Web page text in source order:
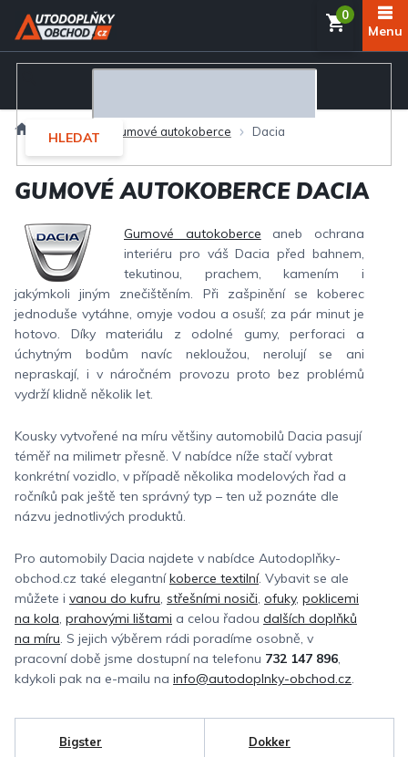
Přejít
obsah
HLEDAT
Interiér Gumové autokoberce Dacia
GUMOVÉ AUTOKOBERCE DACIA
Gumové autokoberce aneb ochrana
interiéru pro váš Dacia před bahnem,
tekutinou, prachem, kamením i
jakýmkoli jiným znečištěním. Při zašpinění se koberec
jednoduše vytáhne, omyje vodou a osuší; za pár minut je
hotovo. Díky materiálu z odolné gumy, perforaci a
úchytným bodům navíc nekloužou, nerolují se ani
nepraskají, i v náročném provozu proto bez problémů
vydrží klidně několik let.
Kousky vytvořené na míru většiny automobilů Dacia pasují
téměř na milimetr přesně. V nabídce níže stačí vybrat
konkrétní vozidlo, v případě několika modelových řad a
ročníků pak ještě ten správný typ – ten už poznáte dle
názvu jednotlivých produktů.
Pro automobily Dacia najdete v nabídce Autodoplňky-
obchod.cz také elegantníkoberce textilní. Vybavit se ale
můžete i vanou do kufru, střešními nosiči, ofuky, poklicemi
na kola, prahovými lištami a celou řadou dalších doplňků
na míru. S jejich výběrem rádi poradíme osobně, v
pracovní době jsme dostupní na telefonu 732 147 896,
kdykoli pak na e-mailu na info@autodoplnky-obchod.cz.
Bigster Dokker